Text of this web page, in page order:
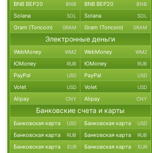
BNB BEP20 BNB BNB BEP20 BNB
Solana SOL Solana SOL
Gram (Toncoin) GRAM Gram (Toncoin) GRAM
Электронные деньги
WebMoney WMZ WebMoney WMZ
ЮMoney RUB ЮMoney RUB
PayPal USD PayPal USD
Volet USD Volet USD
Alipay CNY Alipay CNY
Банковские счета и карты
Банковская карта USD Банковская карта USD
Банковская карта RUB Банковская карта RUB
Банковская карта EUR Банковская карта EUR